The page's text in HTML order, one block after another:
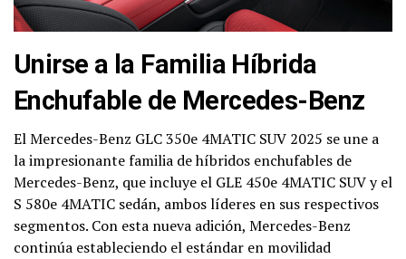
Unirse a la Familia Híbrida
Enchufable de Mercedes-Benz
El Mercedes-Benz GLC 350e 4MATIC SUV 2025 se une a
la impresionante familia de híbridos enchufables de
Mercedes-Benz, que incluye el GLE 450e 4MATIC SUV y el
S 580e 4MATIC sedán, ambos líderes en sus respectivos
segmentos. Con esta nueva adición, Mercedes-Benz
continúa estableciendo el estándar en movilidad